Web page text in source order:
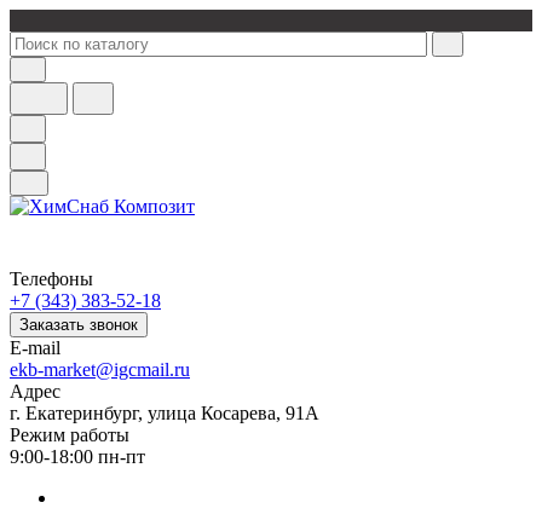
Телефоны
+7 (343) 383-52-18
Заказать звонок
E-mail
ekb-market@igcmail.ru
Адрес
г. Екатеринбург, улица Косарева, 91А
Режим работы
9:00-18:00 пн-пт